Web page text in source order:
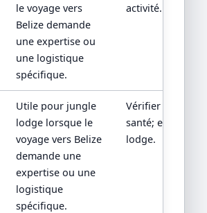
le voyage vers
Belize demande
une expertise ou
une logistique
spécifique.
activité.
Utile pour jungle
lodge lorsque le
voyage vers Belize
demande une
expertise ou une
logistique
spécifique.
Vérifier
santé; exiger
lodge.